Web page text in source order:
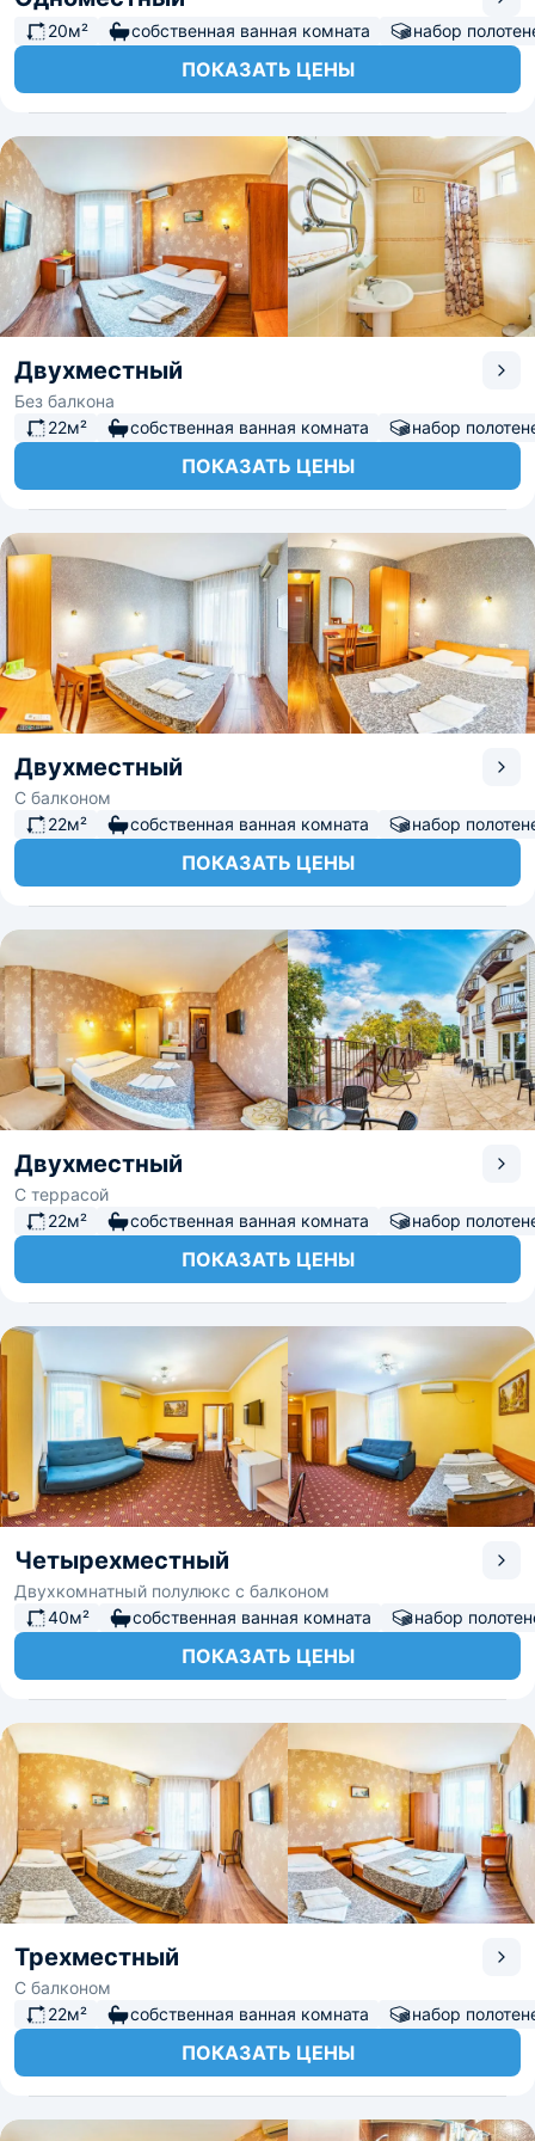
20м² собственная ванная комната набор
ПОКАЗАТЬ ЦЕНЫ
Двухместный
Без балкона
22м²
собственная ванная комната набор
ПОКАЗАТЬ ЦЕНЫ
Двухместный
С балконом
22м²
собственная ванная комната набор
ПОКАЗАТЬ ЦЕНЫ
Двухместный
С террасой
22м²
собственная ванная комната набор
ПОКАЗАТЬ ЦЕНЫ
Четырехместный
Двухкомнатный полулюкс с балконом
40м²
собственная ванная комната набор
ПОКАЗАТЬ ЦЕНЫ
Трехместный
С балконом
22м²
собственная ванная комната набор
ПОКАЗАТЬ ЦЕНЫ